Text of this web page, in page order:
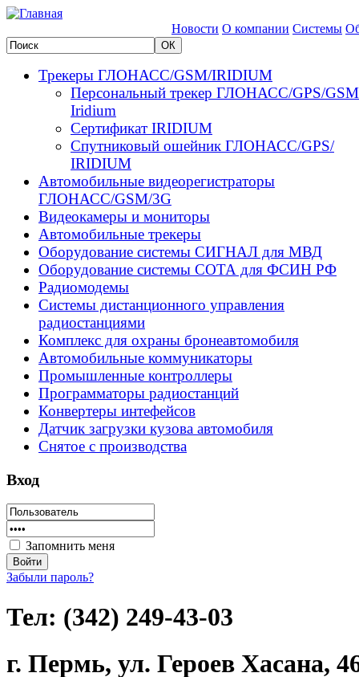
Новости О компании Системы
Трекеры ГЛОНАСС/GSM/IRIDIUM
Персональный трекер ГЛОНАСС/GPS/
Iridium
Сертификат IRIDIUM
Спутниковый ошейник ГЛОНАСС/GPS/
IRIDIUM
Автомобильные видеорегистраторы
ГЛОНАСС/GSM/3G
Видеокамеры и мониторы
Автомобильные трекеры
Оборудование системы СИГНАЛ для МВД
Оборудование системы СОТА для ФСИН РФ
Радиомодемы
Системы дистанционного управления
радиостанциями
Комплекс для охраны бронеавтомобиля
Автомобильные коммуникаторы
Промышленные контроллеры
Программаторы радиостанций
Конвертеры интефейсов
Датчик загрузки кузова автомобиля
Снятое с производства
Вход
Запомнить меня
Забыли пароль?
Тел: (342) 249-43-03
г. Пермь, ул. Героев Хасана,